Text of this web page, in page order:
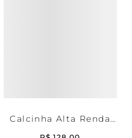
Calcinha Alta Renda
Deep Brown